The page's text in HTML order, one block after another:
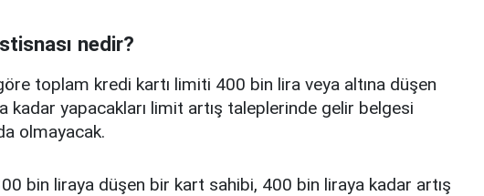
nedir?
toplam kredi kartı limiti 400 bin lira veya altına düşen
kadar yapacakları limit artış taleplerinde gelir belgesi
olmayacak.
bin liraya düşen bir kart sahibi, 400 bin liraya kadar artış